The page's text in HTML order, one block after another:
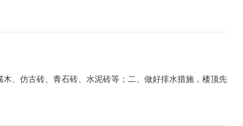
、仿古砖、青石砖、水泥砖等；二、做好排水措施，楼顶先